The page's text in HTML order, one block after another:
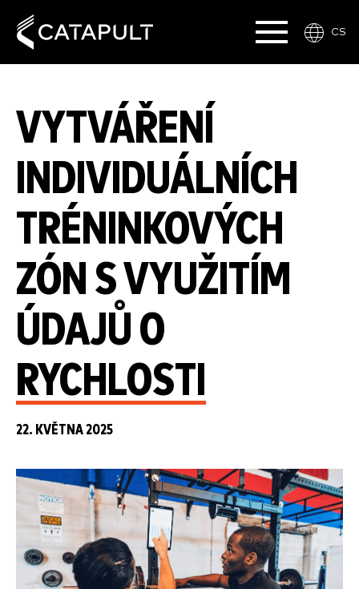
CS
VYTVÁŘENÍ
INDIVIDUÁLNÍCH
TRÉNINKOVÝCH
ZÓN S VYUŽITÍM
ÚDAJŮ O
RYCHLOSTI
22. KVĚTNA 2025